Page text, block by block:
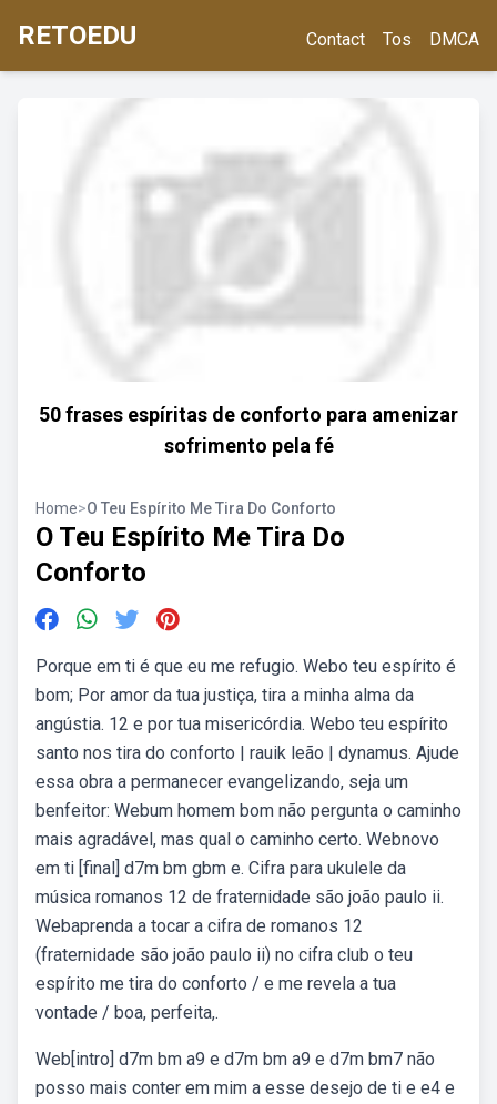
RETOEDU Contact Tos DMCA
50 frases espíritas de conforto para amenizar
sofrimento pela fé
Home>O Teu Espírito Me Tira Do Conforto
O Teu Espírito Me Tira Do
Conforto
Porque em ti é que eu me refugio. Webo teu espírito é
bom; Por amor da tua justiça, tira a minha alma da
angústia. 12 e por tua misericórdia. Webo teu espírito
santo nos tira do conforto | rauik leão | dynamus. Ajude
essa obra a permanecer evangelizando, seja um
benfeitor: Webum homem bom não pergunta o caminho
mais agradável, mas qual o caminho certo. Webnovo
em ti [final] d7m bm gbm e. Cifra para ukulele da
música romanos 12 de fraternidade são joão paulo ii.
Webaprenda a tocar a cifra de romanos 12
(fraternidade são joão paulo ii) no cifra club o teu
espírito me tira do conforto / e me revela a tua
vontade / boa, perfeita,.
Web[intro] d7m bm a9 e d7m bm a9 e d7m bm7 não
posso mais conter em mim a esse desejo de ti e e4 e